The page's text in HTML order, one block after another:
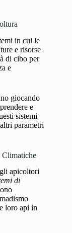
in cui le
e risorse
di cibo per
e
giocando
e
sistemi
parametri
Climatiche
apicoltori
di
loro api in